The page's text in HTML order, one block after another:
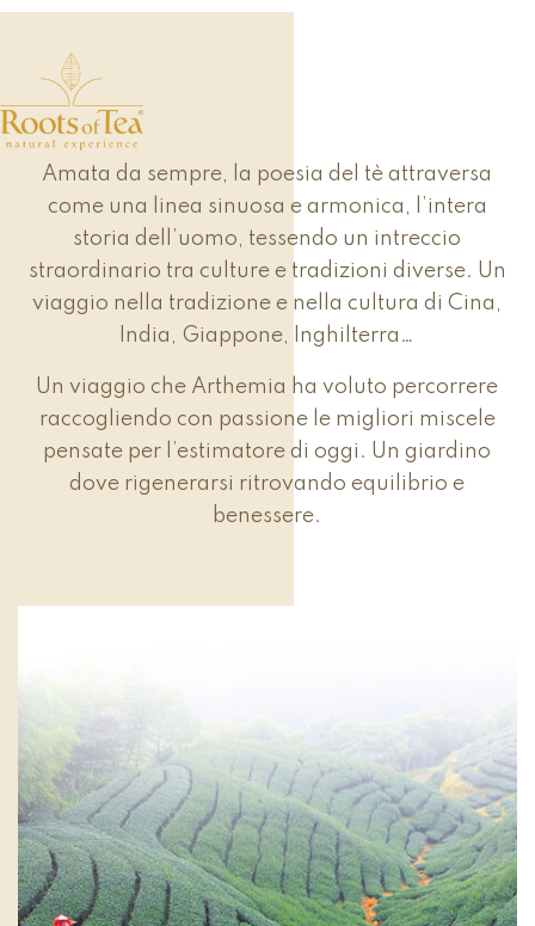
Amata da sempre, la poesia del tè attraversa
come una linea sinuosa e armonica, l’intera
storia dell’uomo, tessendo un intreccio
straordinario tra culture e tradizioni diverse. Un
viaggio nella tradizione e nella cultura di Cina,
India, Giappone, Inghilterra…
Un viaggio che Arthemia ha voluto percorrere
raccogliendo con passione le migliori miscele
pensate per l’estimatore di oggi. Un giardino
dove rigenerarsi ritrovando equilibrio e
benessere.